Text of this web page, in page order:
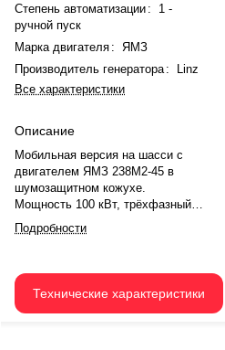
Степень автоматизации :
1 -
ручной пуск
Марка двигателя :
ЯМЗ
Производитель генератора :
Linz
Все характеристики
Описание
Мобильная версия на шасси с
двигателем ЯМЗ 238М2-45 в
шумозащитном кожухе.
Мощность 100 кВт, трёхфазный
генератор Linz Pro 22M E/4. Бак
на 200 литров, расход топлива
Подходит для передвижных
электростанций.
Подробности
Технические характеристики